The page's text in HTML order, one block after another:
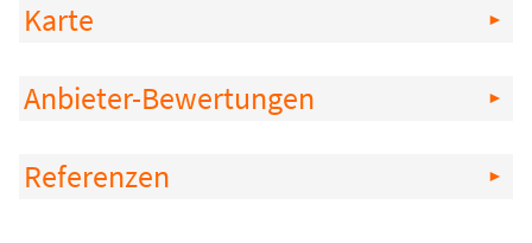
Karte
Anbieter-Bewertungen
Referenzen